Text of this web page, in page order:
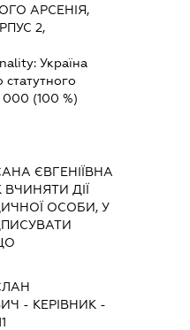
АРСЕНІЯ,
2,
Україна
статутного
000 (100 %)
ЄВГЕНІЇВНА
ВЧИНЯТИ ДІЇ
ОСОБИ, У
- КЕРІВНИК -